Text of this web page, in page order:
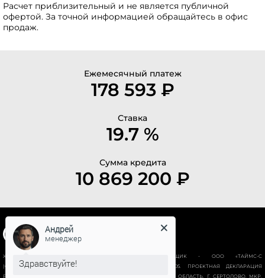
Расчет приблизительный и не является публичной
офертой. За точной информацией обращайтесь в офис
продаж.
Ежемесячный платеж
178 593 ₽
Ставка
19.7 %
Сумма кредита
10 869 200 ₽
ЖИЛОЙ КОМПЛЕКС “НОВАЯ ИСТОРИЯ”. ЗАСТРОЙЩИК - ООО «ТАЙМС-С
(СПЕЦИАЛИЗИРОВАННЫЙ ЗАСТРОЙЩИК)», ИНН 78028928605. ПРОЕКТНАЯ ДЕКЛАРАЦИЯ
РАЗМЕЩЕНА НА ПОРТАЛЕ НАШ.ДОМ.РФ. АДРЕС ОБЪЕКТА: ЛЕН. ОБЛАСТЬ, Г. СЕРТОЛОВО, МКР.
Андрей
менеджер
Здравствуйте!